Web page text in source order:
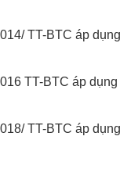
TT-BTC áp dụng
TT-BTC áp dụng
TT-BTC áp dụng